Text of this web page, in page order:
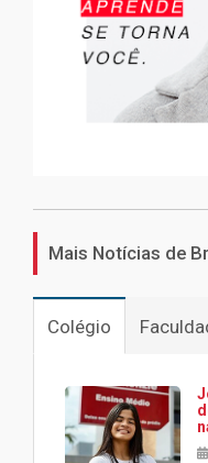
Mais Notícias de
Colégio